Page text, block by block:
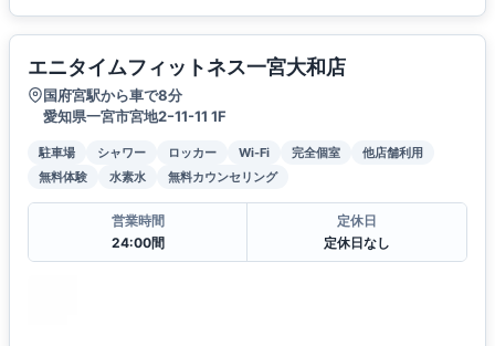
エニタイムフィットネス一宮大和店
国府宮駅から車で8分
愛知県一宮市宮地2ｰ11-11 1F
駐車場 シャワー ロッカー Wi-Fi 完全個室
他店舗利用
無料体験
水素水 無料カウンセリング
営業時間
24:00間
定休日
定休日なし